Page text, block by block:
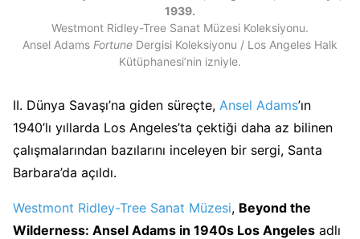
1939.
Westmont Ridley-Tree Sanat Müzesi Koleksiyonu.
Ansel Adams Fortune Dergisi Koleksiyonu / Los Angeles Halk
Kütüphanesi’nin izniyle.
II. Dünya Savaşı’na giden süreçte, Ansel Adams’ın
1940’lı yıllarda Los Angeles’ta çektiği daha az bilinen
çalışmalarından bazılarını inceleyen bir sergi, Santa
Barbara’da açıldı.
Westmont Ridley-Tree Sanat Müzesi, Beyond the
Wilderness: Ansel Adams in 1940s Los Angeles adlı